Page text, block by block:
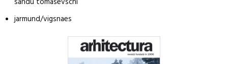
jarmund/vigsnaes